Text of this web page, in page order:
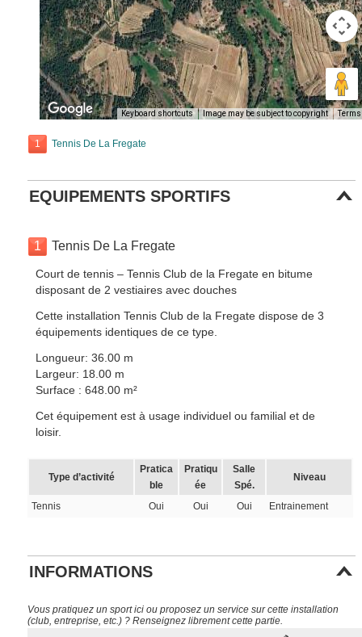
Keyboard shortcuts Image may be subject to copyright Terms
1 Tennis De La Fregate
EQUIPEMENTS SPORTIFS
1 Tennis De La Fregate
Court de tennis – Tennis Club de la Fregate en bitume
disposant de 2 vestiaires avec douches
Cette installation Tennis Club de la Fregate dispose de 3
équipements identiques de ce type.
Longueur: 36.00 m
Largeur: 18.00 m
Surface : 648.00 m²
Cet équipement est à usage individuel ou familial et de
loisir.
Type d’activité
Pratica
ble
Pratiqu
ée
Salle
Spé.
Niveau
Tennis Oui Oui Oui Entrainement
INFORMATIONS
Vous pratiquez un sport ici ou proposez un service sur cette installation
(club, entreprise, etc.) ? Renseignez librement cette partie.